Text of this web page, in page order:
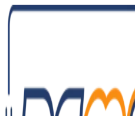
Ir
al